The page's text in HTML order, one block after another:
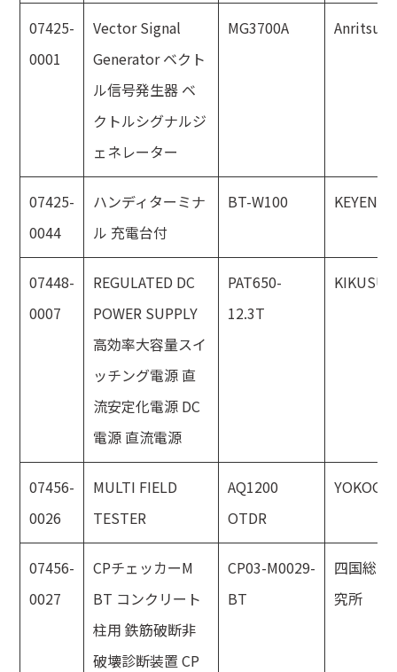
07425-
0001
Vector Signal
Generator ベクト
ル信号発生器 ベ
クトルシグナルジ
ェネレーター
MG3700A Anritsu
07425-
0044
ハンディターミナ
ル 充電台付
BT-W100 KEYENCE
07448-
0007
REGULATED DC
POWER SUPPLY
高効率大容量スイ
ッチング電源 直
流安定化電源 DC
電源 直流電源
PAT650-
12.3T
KIKUSUI
07456-
0026
MULTI FIELD
TESTER
AQ1200
OTDR
07456-
0027
CPチェッカーM
BT コンクリート
柱用 鉄筋破断非
破壊診断装置 CP
CP03-M0029-
BT
四国総合
究所